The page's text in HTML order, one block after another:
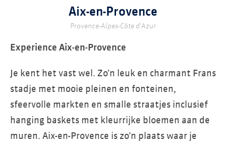
Aix-en-Provence
Provence-Alpes-Côte d'Azur
Experience Aix-en-Provence
Je kent het vast wel. Zo’n leuk en charmant Frans
stadje met mooie pleinen en fonteinen,
sfeervolle markten en smalle straatjes inclusief
hanging baskets met kleurrijke bloemen aan de
muren. Aix-en-Provence is zo’n plaats waar je